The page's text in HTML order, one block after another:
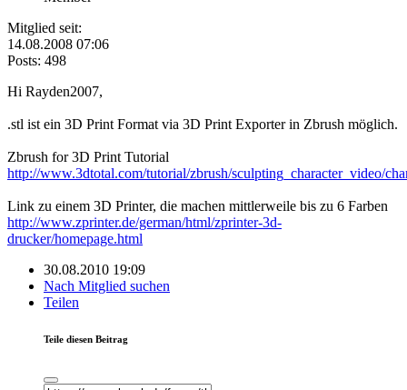
Mitglied seit:
14.08.2008 07:06
Posts: 498
Hi Rayden2007,
.stl ist ein 3D Print Format via 3D Print Exporter in Zbrush möglich.
Zbrush for 3D Print Tutorial
http://www.3dtotal.com/tutorial/zbrush/sculpting_character_video/
Link zu einem 3D Printer, die machen mittlerweile bis zu 6 Farben
http://www.zprinter.de/german/html/zprinter-3d-
drucker/homepage.html
30.08.2010 19:09
Nach Mitglied suchen
Teilen
Teile diesen Beitrag